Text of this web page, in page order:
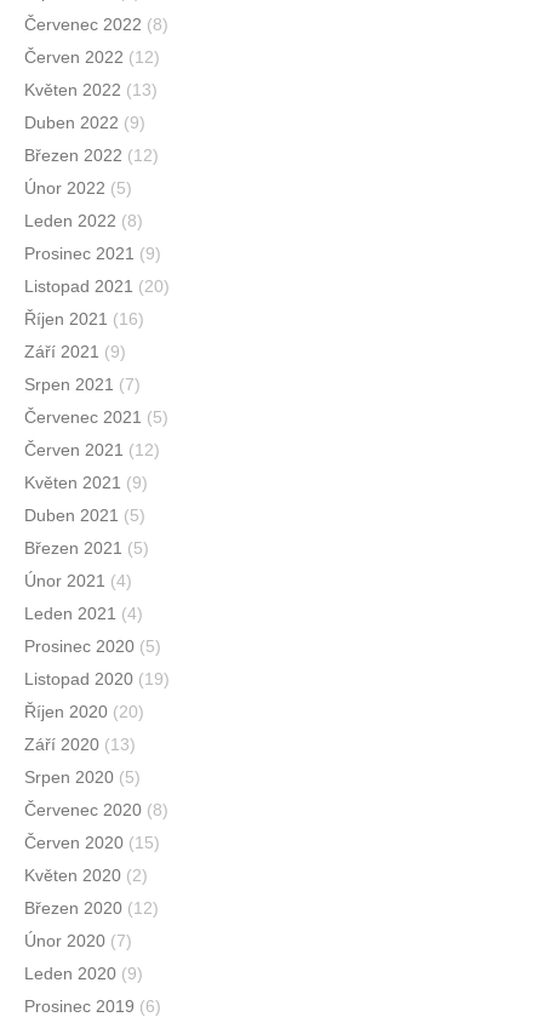
Červenec 2022 (8)
Červen 2022 (12)
Květen 2022 (13)
Duben 2022 (9)
Březen 2022 (12)
Únor 2022 (5)
Leden 2022 (8)
Prosinec 2021 (9)
Listopad 2021 (20)
Říjen 2021 (16)
Září 2021 (9)
Srpen 2021 (7)
Červenec 2021 (5)
Červen 2021 (12)
Květen 2021 (9)
Duben 2021 (5)
Březen 2021 (5)
Únor 2021 (4)
Leden 2021 (4)
Prosinec 2020 (5)
Listopad 2020 (19)
Říjen 2020 (20)
Září 2020 (13)
Srpen 2020 (5)
Červenec 2020 (8)
Červen 2020 (15)
Květen 2020 (2)
Březen 2020 (12)
Únor 2020 (7)
Leden 2020 (9)
Prosinec 2019 (6)